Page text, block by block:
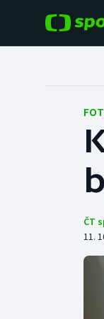
Hokej
Tenis
ČT
11.